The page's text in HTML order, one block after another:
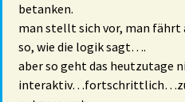
betanken.
man stellt sich vor, man
so, wie die logik sagt….
aber so geht das heutzutage